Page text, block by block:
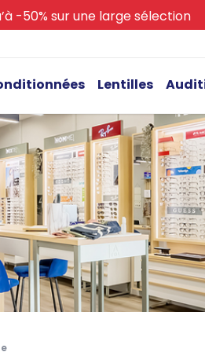
-50% sur une large sélection
Lentilles